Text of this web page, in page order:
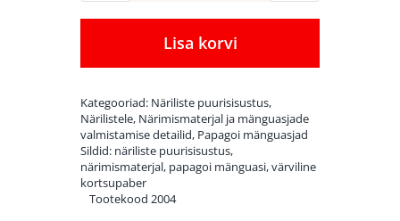
kortsupaberi
närimismaterjal
g
kogus
Lisa korvi
Kategooriad: Näriliste puurisisustus,
Närilistele, Närimismaterjal ja mänguasjade
valmistamise detailid, Papagoi mänguasjad
Sildid: näriliste puurisisustus,
närimismaterjal, papagoi mänguasi,värviline
kortsupaber
Tootekood 2004